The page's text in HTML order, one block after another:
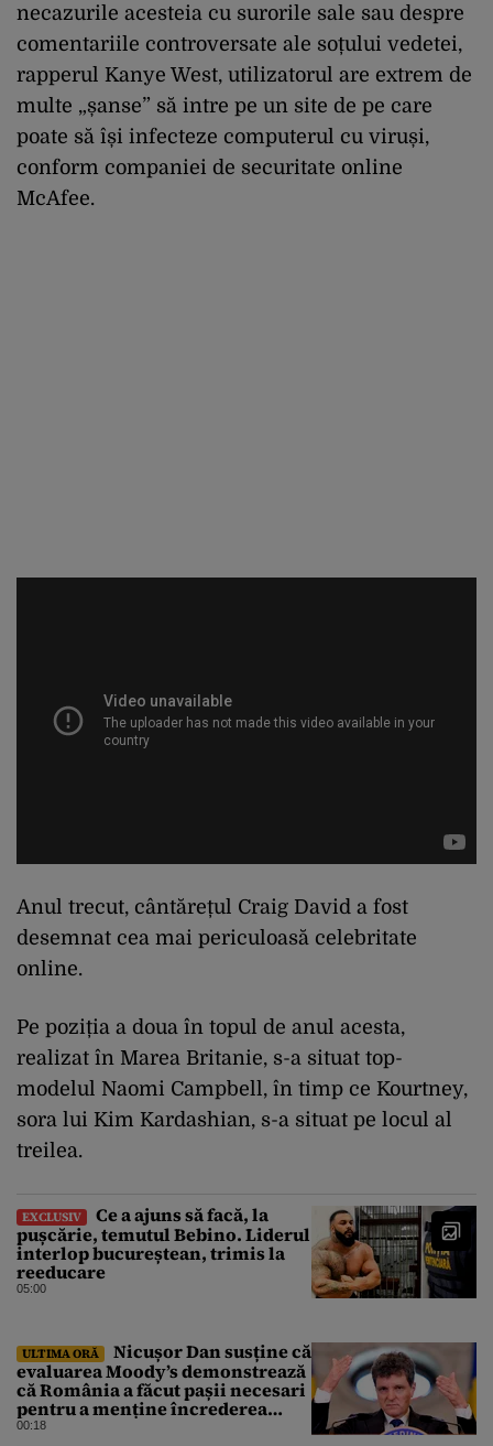
necazurile acesteia cu surorile sale sau despre
comentariile controversate ale soțului vedetei,
rapperul Kanye West, utilizatorul are extrem de
multe „șanse” să intre pe un site de pe care
poate să își infecteze computerul cu viruși,
conform companiei de securitate online
McAfee.
Anul trecut, cântărețul Craig David a fost
desemnat cea mai periculoasă celebritate
online.
Pe poziția a doua în topul de anul acesta,
realizat în Marea Britanie, s-a situat top-
modelul Naomi Campbell, în timp ce Kourtney,
sora lui Kim Kardashian, s-a situat pe locul al
treilea.
EXCLUSIV
Ce a ajuns să facă, la
pușcărie, temutul Bebino. Liderul
interlop bucureștean, trimis la
reeducare
05:00
ULTIMA ORĂ
Nicușor Dan susține că
evaluarea Moody’s demonstrează
că România a făcut pașii necesari
pentru a menține încrederea
investitorilor: „Totuși,
00:18